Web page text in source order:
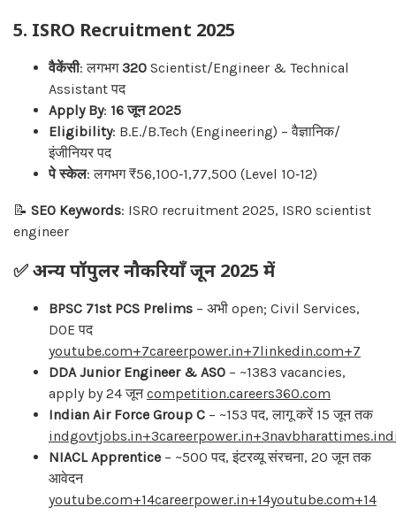
5. ISRO Recruitment 2025
वैकेंसी: लगभग320 Scientist/Engineer & Technical
Assistant पद
Apply By: 16 जून 2025
Eligibility: B.E./B.Tech (Engineering) – वैज्ञानिक/
इंजीनियर पद
पे स्केल: लगभग ₹56,100‑1,77,500 (Level 10‑12)
📝 SEO Keywords: ISRO recruitment 2025, ISRO scientist
engineer
✅ अन्य पॉपुलर नौकरियाँ जून 2025 में
BPSC 71st PCS Prelims – अभी open; Civil Services,
DOE पद
youtube.com+7careerpower.in+7linkedin.com+7
DDA Junior Engineer & ASO – ~1383 vacancies,
apply by 24 जूनcompetition.careers360.com
Indian Air Force Group C – ~153 पद, लागू करें 15 जून तक
NIACL Apprentice – ~500 पद, इंटरव्यू संरचना, 20 जून तक
आवेदन
youtube.com+14careerpower.in+14youtube.com+14